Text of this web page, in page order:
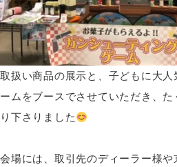
取扱い商品の展示と、子どもに大
ームをブースでさせていただき、
り下さりました
会場には、取引先のディーラー様